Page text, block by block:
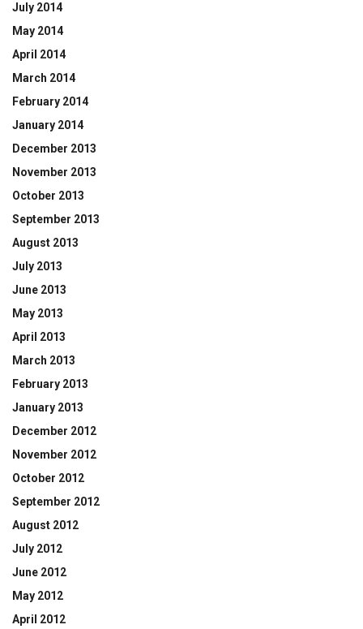
July 2014
May 2014
April 2014
March 2014
February 2014
January 2014
December 2013
November 2013
October 2013
September 2013
August 2013
July 2013
June 2013
May 2013
April 2013
March 2013
February 2013
January 2013
December 2012
November 2012
October 2012
September 2012
August 2012
July 2012
June 2012
May 2012
April 2012